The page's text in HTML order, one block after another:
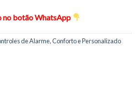
no botão WhatsApp
de Alarme, Conforto e Personalizado